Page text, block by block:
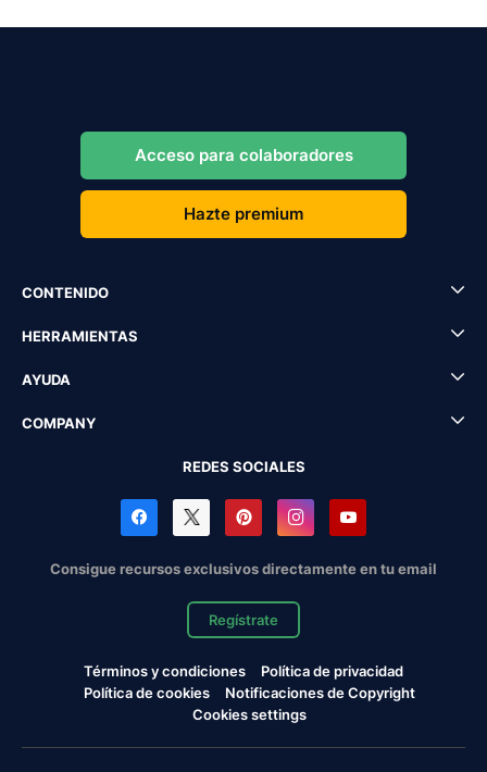
Acceso para colaboradores
Hazte premium
CONTENIDO
HERRAMIENTAS
AYUDA
COMPANY
REDES SOCIALES
Consigue recursos exclusivos directamente en tu email
Regístrate
Términos y condiciones
Política de privacidad
Política de cookies
Notificaciones de Copyright
Cookies settings